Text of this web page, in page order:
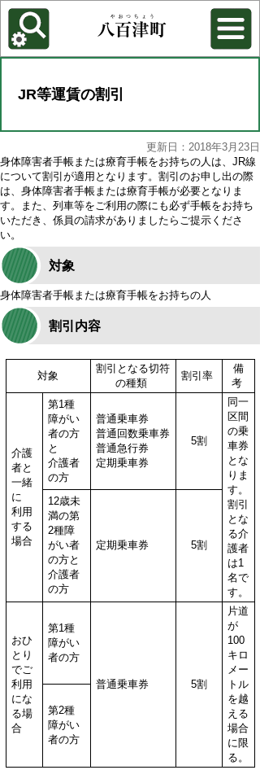
各種機能
背景色を変更する
JR等運賃の割引
更新日：2018年3月23日
身体障害者手帳または療育手帳をお持ちの人は、JR線
について割引が適用となります。割引のお申し出の際
は、身体障害者手帳または療育手帳が必要となりま
す。また、列車等をご利用の際にも必ず手帳をお持ち
いただき、係員の請求がありましたらご提示くださ
い。
対象
身体障害者手帳または療育手帳をお持ちの人
割引内容
対象
割引となる切符
の種類
割引率
備
考
介護
者と
一緒
に
利用
する
場合
第1種
障がい
者の方
と
介護者
の方
普通乗車券
普通回数乗車券
普通急行券
定期乗車券
5割
同一
区間
の乗
車券
とな
りま
す。
割引
とな
る介
護者
は1
名で
す。
12歳未
満の第
2種障
がい者
の方と
介護者
の方
定期乗車券 5割
おひ
とり
でご
利用
にな
る場
合
第1種
障がい
者の方
普通乗車券 5割
片道
が
100
キロ
メー
トル
を越
える
場合
に限
る。
第2種
障がい
者の方